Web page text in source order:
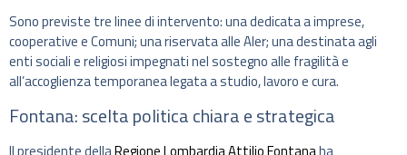
Sono previste tre linee di intervento: una dedicata a imprese,
cooperative e Comuni; una riservata alle Aler; una destinata agli
enti sociali e religiosi impegnati nel sostegno alle fragilità e
all’accoglienza temporanea legata a studio, lavoro e cura.
Fontana: scelta politica chiara e strategica
Il presidente dellaRegione LombardiaAttilio Fontanaha